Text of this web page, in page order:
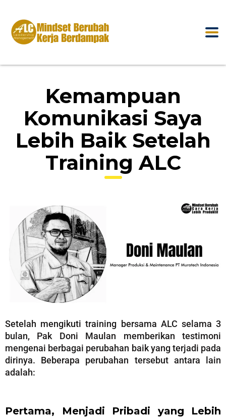
Kemampuan
Komunikasi Saya
Lebih Baik Setelah
Training ALC
Setelah mengikuti training bersama ALC selama 3
bulan, Pak Doni Maulan memberikan testimoni
mengenai berbagai perubahan baik yang terjadi pada
dirinya. Beberapa perubahan tersebut antara lain
adalah:
Pertama, Menjadi Pribadi yang Lebih